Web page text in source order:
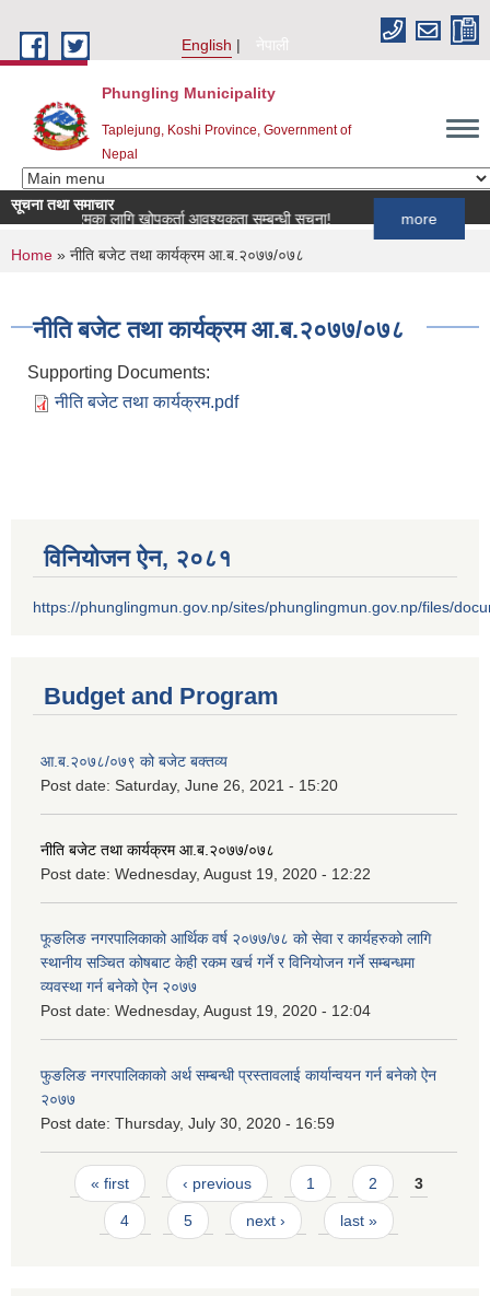
English
नेपाली
Phungling Municipality
Taplejung, Koshi Province, Government of
Nepal
सूचना तथा समाचार
लागि खोपकर्ता आवश्यकता सम्बन्धी सूचना!
You are here
Home » नीति बजेट तथा कार्यक्रम आ.ब.२०७७/०७८
नीति बजेट तथा कार्यक्रम आ.ब.२०७७/०७८
Supporting Documents:
नीति बजेट तथा कार्यक्रम.pdf
विनियोजन ऐन‚ २०८१
https://phunglingmun.gov.np/sites/phunglingmun.gov.np/files/
Budget and Program
आ.ब.२०७८/०७९ को बजेट बक्तव्य
Post date: Saturday, June 26, 2021 - 15:20
नीति बजेट तथा कार्यक्रम आ.ब.२०७७/०७८
Post date: Wednesday, August 19, 2020 - 12:22
फूङलिङ नगरपालिकाको आर्थिक वर्ष २०७७/७८ को सेवा र कार्यहरुको लागि
स्थानीय सञ्चित कोषबाट केही रकम खर्च गर्ने र विनियोजन गर्ने सम्बन्धमा
व्यवस्था गर्न बनेको ऐन २०७७
Post date: Wednesday, August 19, 2020 - 12:04
फुङलिङ नगरपालिकाको अर्थ सम्बन्धी प्रस्तावलाई कार्यान्वयन गर्न बनेको ऐन
२०७७
Post date: Thursday, July 30, 2020 - 16:59
Pages
« first ‹ previous 1 2 3
4 5 next › last »